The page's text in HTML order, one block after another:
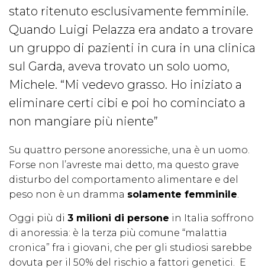
stato ritenuto esclusivamente femminile.
Quando Luigi Pelazza era andato a trovare
un gruppo di pazienti in cura in una clinica
sul Garda, aveva trovato un solo uomo,
Michele. “Mi vedevo grasso. Ho iniziato a
eliminare certi cibi e poi ho cominciato a
non mangiare più niente”
Su quattro persone anoressiche, una è un uomo.
Forse non l’avreste mai detto, ma questo grave
disturbo del comportamento alimentare e del
peso non è un dramma solamente femminile.
Oggi più di 3 milioni di persone in Italia soffrono
di anoressia: è la terza più comune “malattia
cronica” fra i giovani, che per gli studiosi sarebbe
dovuta per il 50% del rischio a fattori genetici. E